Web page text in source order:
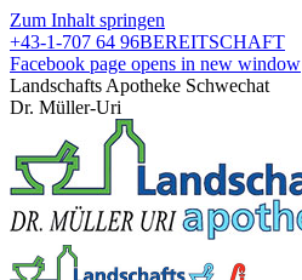
Zum Inhalt springen
+43-1-707 64 96BEREITSCHAFT
Facebook page opens in new window
Landschafts Apotheke Schwechat
Dr. Müller-Uri